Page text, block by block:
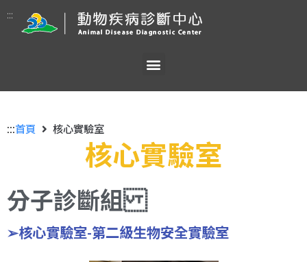
:::
:::首頁 核心實驗室
核心實驗室
分子診斷組
➢核心實驗室-第二級生物安全實驗室